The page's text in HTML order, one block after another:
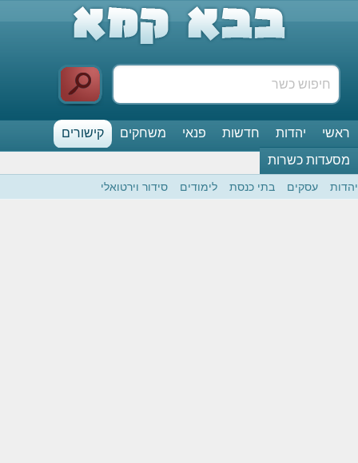
ראשי יהדות חדשות פנאי משחקים
קישורים
מסעדות כשרות
יהדות עסקים בתי כנסת לימודים סידור וירטואלי